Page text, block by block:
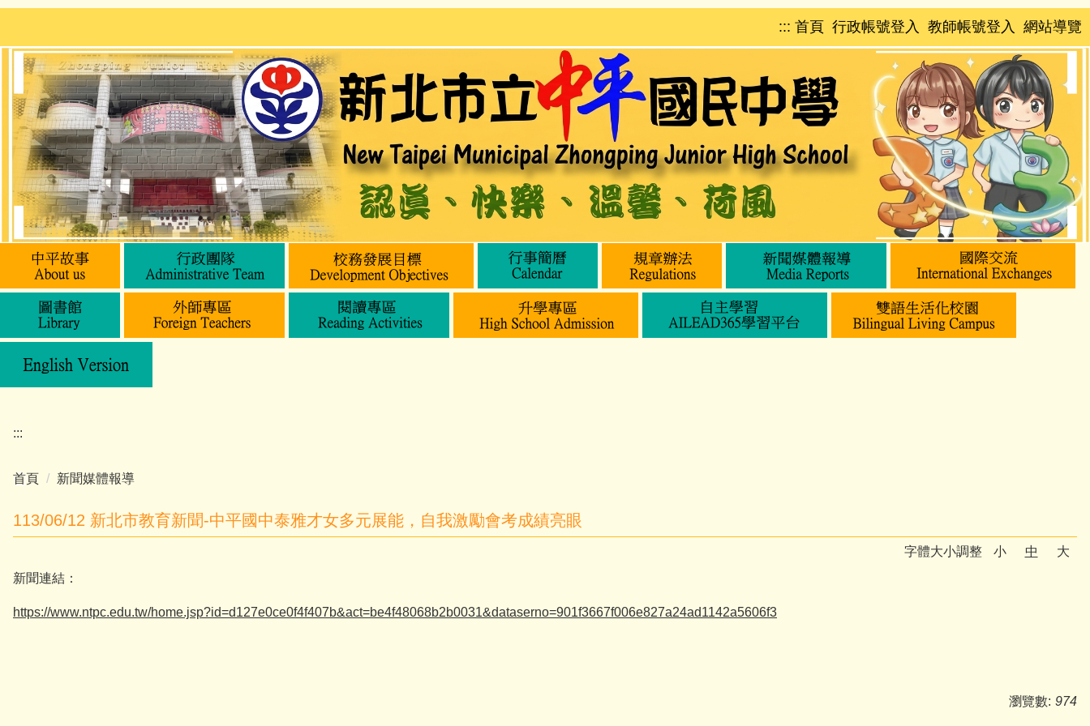
跳
主
內
容
區
::: 首頁 行政帳號登入 教師帳號登入 網站導覽
:::
首頁 新聞媒體報導
113/06/12 新北市教育新聞-中平國中泰雅才女多元展能，自我激勵會考成績亮眼
字體大小調整 小 中
大
新聞連結：
https://www.ntpc.edu.tw/home.jsp?id=d127e0ce0f4f407b&act=be4f48068b2b0031&dataserno=901f3667f006e827a24ad1142a5606f3
瀏覽數: 974